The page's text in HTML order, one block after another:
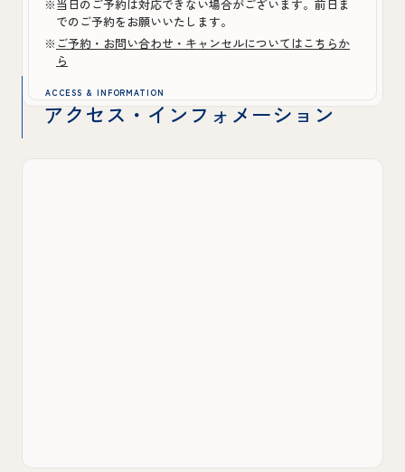
※当日のご予約は対応できない場合がございます。前日ま
でのご予約をお願いいたします。
※ ご予約・お問い合わせ・キャンセルについてはこちらか
ら
ACCESS & INFORMATION
アクセス・インフォメーション